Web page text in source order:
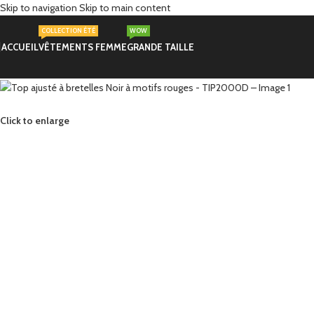
Skip to navigation Skip to main content
ACCUEILVÊTEMENTS FEMME
COLLECTION ÉTÉ
GRANDE TAILLE
WOW
Click to enlarge